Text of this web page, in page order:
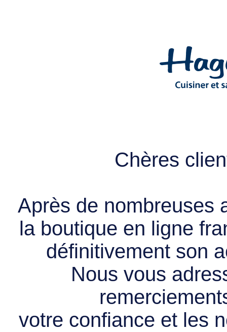
Chères
Après de nombreuses
la boutique en ligne
définitivement son
Nous vous
votre confiance et les